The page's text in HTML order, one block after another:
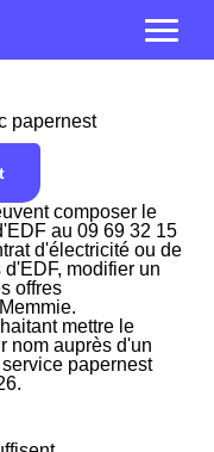
papernest
composer le
au 09 69 32 15
d'électricité ou de
modifier un
offres
mettre le
nom auprès d'un
papernest